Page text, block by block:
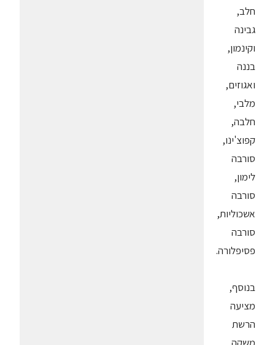
חלב,
גבינה
וקינמון,
בננה
ואגוזים,
מלבי,
חלבה,
קפוצ'ינו,
סורבה
לימון,
סורבה
אשכוליות,
סורבה
פסיפלורה.
בנוסף,
מציעה
הרשת